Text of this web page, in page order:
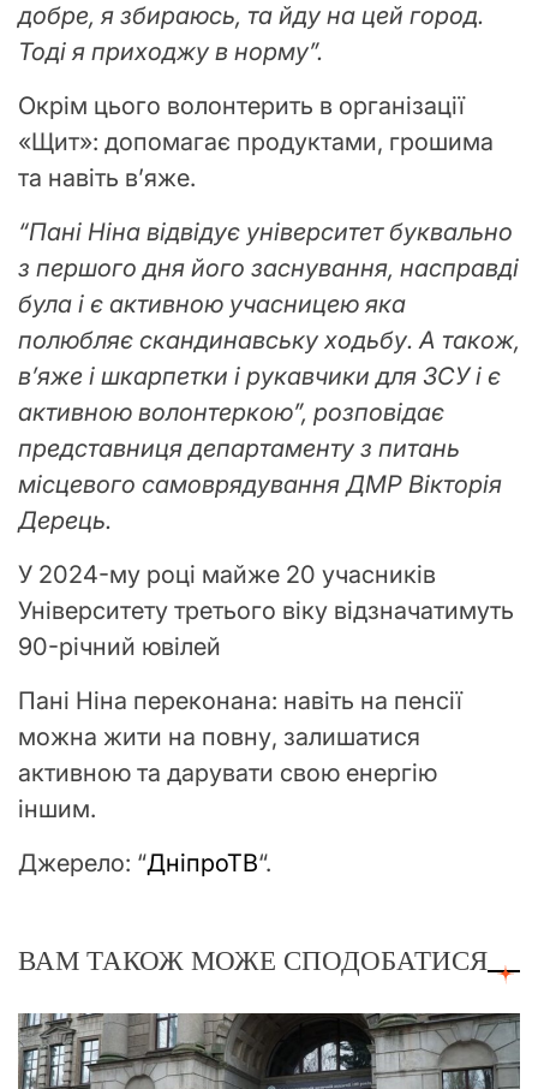
добре, я збираюсь, та йду на цей город.
Тоді я приходжу в норму”.
Окрім цього волонтерить в організації
«Щит»: допомагає продуктами, грошима
та навіть в’яже.
“Пані Ніна відвідує університет буквально
з першого дня його заснування, насправді
була і є активною учасницею яка
полюбляє скандинавську ходьбу.А також,
в’яже і шкарпетки і рукавчики для ЗСУ і є
активною волонтеркою”, розповідає
представниця департаменту з питань
місцевого самоврядування ДМР Вікторія
Дерець.
У 2024-му році майже 20 учасників
Університету третього віку відзначатимуть
90-річний ювілей
Пані Ніна переконана: навіть на пенсії
можна жити на повну, залишатися
активною та дарувати свою енергію
іншим.
Джерело: “ДніпроТВ“.
ВАМ ТАКОЖ МОЖЕ СПОДОБАТИСЯ